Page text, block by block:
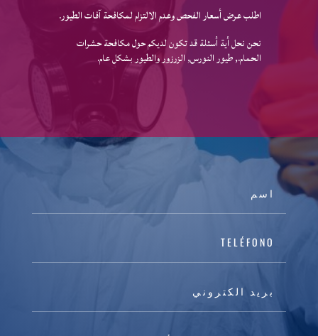
اطلب عرض أسعار الفحص وعدم الالتزام لمكافحة آفات الطيور.
نحن نحل أية أسئلة قد تكون لديكم حول مكافحة حشرات
الحمام., طيور النورس, الزرزور والطيور بشكل عام.